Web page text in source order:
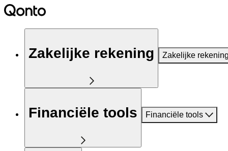
Zakelijke rekening Zakelijke
Financiële tools Financiële tools